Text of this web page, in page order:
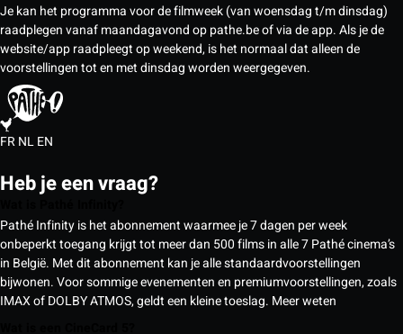
Je kan het programma voor de filmweek (van woensdag t/m dinsdag)
raadplegen vanaf maandagavond op pathe.be of via de app. Als je de
website/app raadpleegt op weekend, is het normaal dat alleen de
voorstellingen tot en met dinsdag worden weergegeven.
FRNLEN
Heb je een vraag?
Pathé Infinity is het abonnement waarmee je 7 dagen per week
onbeperkt toegang krijgt tot meer dan 500 films in alle 7 Pathé cinema’s
in België. Met dit abonnement kan je alle standaardvoorstellingen
bijwonen. Voor sommige evenementen en premiumvoorstellingen, zoals
IMAX of DOLBY ATMOS, geldt een kleine toeslag. Meer weten